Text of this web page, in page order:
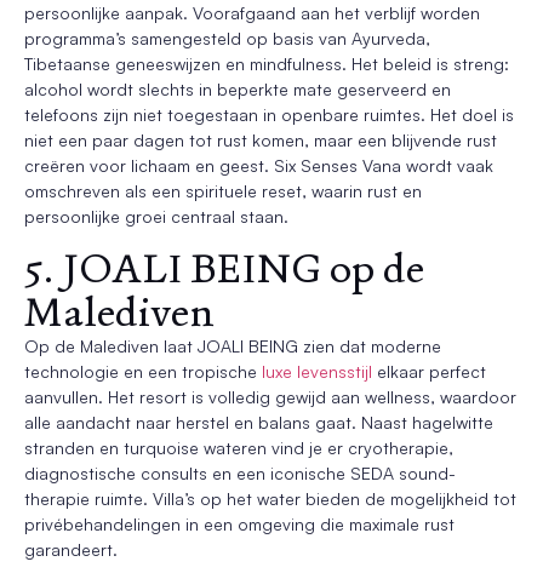
persoonlijke aanpak. Voorafgaand aan het verblijf worden
programma’s samengesteld op basis van Ayurveda,
Tibetaanse geneeswijzen en mindfulness. Het beleid is streng:
alcohol wordt slechts in beperkte mate geserveerd en
telefoons zijn niet toegestaan in openbare ruimtes. Het doel is
niet een paar dagen tot rust komen, maar een blijvende rust
creëren voor lichaam en geest. Six Senses Vana wordt vaak
omschreven als een spirituele reset, waarin rust en
persoonlijke groei centraal staan.
5. JOALI BEING op de
Malediven
Op de Malediven laat JOALI BEING zien dat moderne
technologie en een tropische luxe levensstijl elkaar perfect
aanvullen. Het resort is volledig gewijd aan wellness, waardoor
alle aandacht naar herstel en balans gaat. Naast hagelwitte
stranden en turquoise wateren vind je er cryotherapie,
diagnostische consults en een iconische SEDA sound-
therapie ruimte. Villa’s op het water bieden de mogelijkheid tot
privébehandelingen in een omgeving die maximale rust
garandeert.